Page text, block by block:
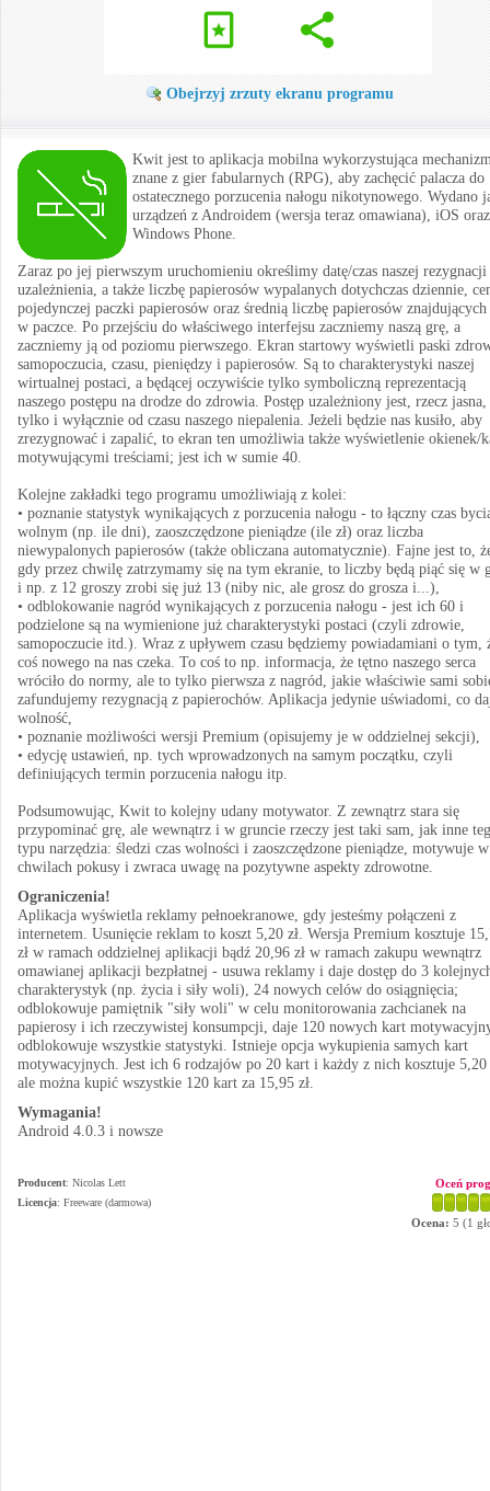
Obejrzyj zrzuty ekranu programu
Kwit jest to aplikacja mobilna wykorzystująca
znane z gier fabularnych (RPG), aby zachęcić palacza do
ostatecznego porzucenia nałogu nikotynowego. Wydano
urządzeń z Androidem (wersja teraz omawiana), iOS oraz
Windows Phone.
Zaraz po jej pierwszym uruchomieniu określimy datę/czas naszej rezygnacji
uzależnienia, a także liczbę papierosów wypalanych dotychczas dziennie,
pojedynczej paczki papierosów oraz średnią liczbę papierosów znajdujących
w paczce. Po przejściu do właściwego interfejsu zaczniemy naszą grę, a
zaczniemy ją od poziomu pierwszego. Ekran startowy wyświetli paski
samopoczucia, czasu, pieniędzy i papierosów. Są to charakterystyki naszej
wirtualnej postaci, a będącej oczywiście tylko symboliczną reprezentacją
naszego postępu na drodze do zdrowia. Postęp uzależniony jest, rzecz jasna,
tylko i wyłącznie od czasu naszego niepalenia. Jeżeli będzie nas kusiło, aby
zrezygnować i zapalić, to ekran ten umożliwia także wyświetlenie okienek/
motywującymi treściami; jest ich w sumie 40.
Kolejne zakładki tego programu umożliwiają z kolei:
• poznanie statystyk wynikających z porzucenia nałogu - to łączny czas
wolnym (np. ile dni), zaoszczędzone pieniądze (ile zł) oraz liczba
niewypalonych papierosów (także obliczana automatycznie). Fajne jest to,
gdy przez chwilę zatrzymamy się na tym ekranie, to liczby będą piąć się w
i np. z 12 groszy zrobi się już 13 (niby nic, ale grosz do grosza i...),
• odblokowanie nagród wynikających z porzucenia nałogu - jest ich 60 i
podzielone są na wymienione już charakterystyki postaci (czyli zdrowie,
samopoczucie itd.). Wraz z upływem czasu będziemy powiadamiani o tym,
coś nowego na nas czeka. To coś to np. informacja, że tętno naszego serca
wróciło do normy, ale to tylko pierwsza z nagród, jakie właściwie sami
zafundujemy rezygnacją z papierochów. Aplikacja jedynie uświadomi, co
wolność,
• poznanie możliwości wersji Premium (opisujemy je w oddzielnej sekcji),
• edycję ustawień, np. tych wprowadzonych na samym początku, czyli
definiujących termin porzucenia nałogu itp.
Podsumowując, Kwit to kolejny udany motywator. Z zewnątrz stara się
przypominać grę, ale wewnątrz i w gruncie rzeczy jest taki sam, jak inne
typu narzędzia: śledzi czas wolności i zaoszczędzone pieniądze, motywuje w
chwilach pokusy i zwraca uwagę na pozytywne aspekty zdrowotne.
Ograniczenia!
Aplikacja wyświetla reklamy pełnoekranowe, gdy jesteśmy połączeni z
internetem. Usunięcie reklam to koszt 5,20 zł. Wersja Premium kosztuje
zł w ramach oddzielnej aplikacji bądź 20,96 zł w ramach zakupu wewnątrz
omawianej aplikacji bezpłatnej - usuwa reklamy i daje dostęp do 3
charakterystyk (np. życia i siły woli), 24 nowych celów do osiągnięcia;
odblokowuje pamiętnik "siły woli" w celu monitorowania zachcianek na
papierosy i ich rzeczywistej konsumpcji, daje 120 nowych kart
odblokowuje wszystkie statystyki. Istnieje opcja wykupienia samych kart
motywacyjnych. Jest ich 6 rodzajów po 20 kart i każdy z nich kosztuje 5,20
ale można kupić wszystkie 120 kart za 15,95 zł.
Wymagania!
Android 4.0.3 i nowsze
Producent: Nicolas Lett
Licencja: Freeware (darmowa)
Oceń
Ocena: 5 (1